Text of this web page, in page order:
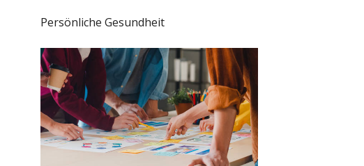
Persönliche Gesundheit